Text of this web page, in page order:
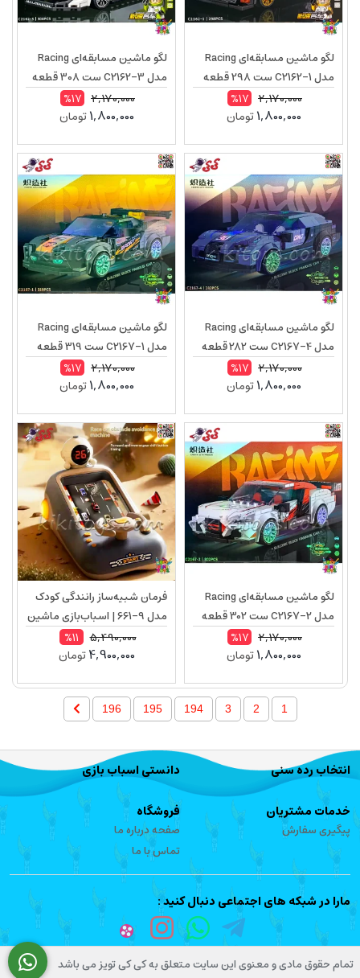
لگو ماشین مسابقه‌ای Racing
مدل C2162-1 ست 298 قطعه
2,170,000
%17
1,800,000تومان
لگو ماشین مسابقه‌ای Racing
مدل C2162-3 ست 308 قطعه
2,170,000
%17
1,800,000تومان
لگو ماشین مسابقه‌ای Racing
مدل C2167-4 ست 282 قطعه
2,170,000
%17
1,800,000تومان
لگو ماشین مسابقه‌ای Racing
مدل C2167-1 ست 319 قطعه
2,170,000
%17
1,800,000تومان
لگو ماشین مسابقه‌ای Racing
مدل C2167-2 ست 302 قطعه
2,170,000
%17
1,800,000تومان
فرمان شبیه‌ساز رانندگی کودک
مدل 9-661 | اسباب‌بازی ماشین
موزیکال با چراغ، حرکت جلو و
5,490,000
%11
4,900,000تومان
1
2
3
194
195
196
انتخاب رده سنی دانستی اسباب بازی
خدمات مشتریان
پیگیری سفارش
فروشگاه
صفحه درباره ما
تماس با ما
مارا در شبکه های اجتماعی دنبال کنید :
تمام حقوق مادی و معنوی این سایت متعلق به کی کی تویز می باشد